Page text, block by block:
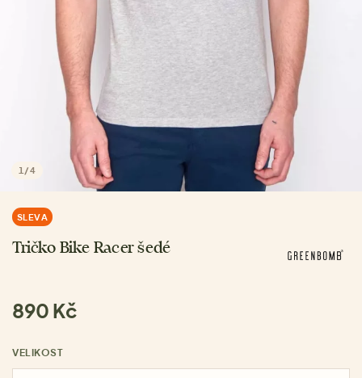
1 /4
SLEVA
Tričko Bike Racer šedé
890 Kč
VELIKOST